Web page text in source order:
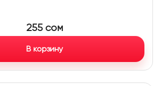
255 сом
В корзину